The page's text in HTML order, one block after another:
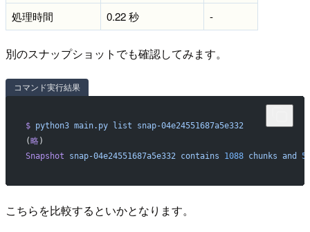
処理時間
0.22 秒 -
別のスナップショットでも確認してみます。
コマンド実行結果
$ python3 main.py list snap-04e24551687a5e332
(略)
Snapshot snap-04e24551687a5e332 contains 1088 chunks and
こちらを比較するといかとなります。